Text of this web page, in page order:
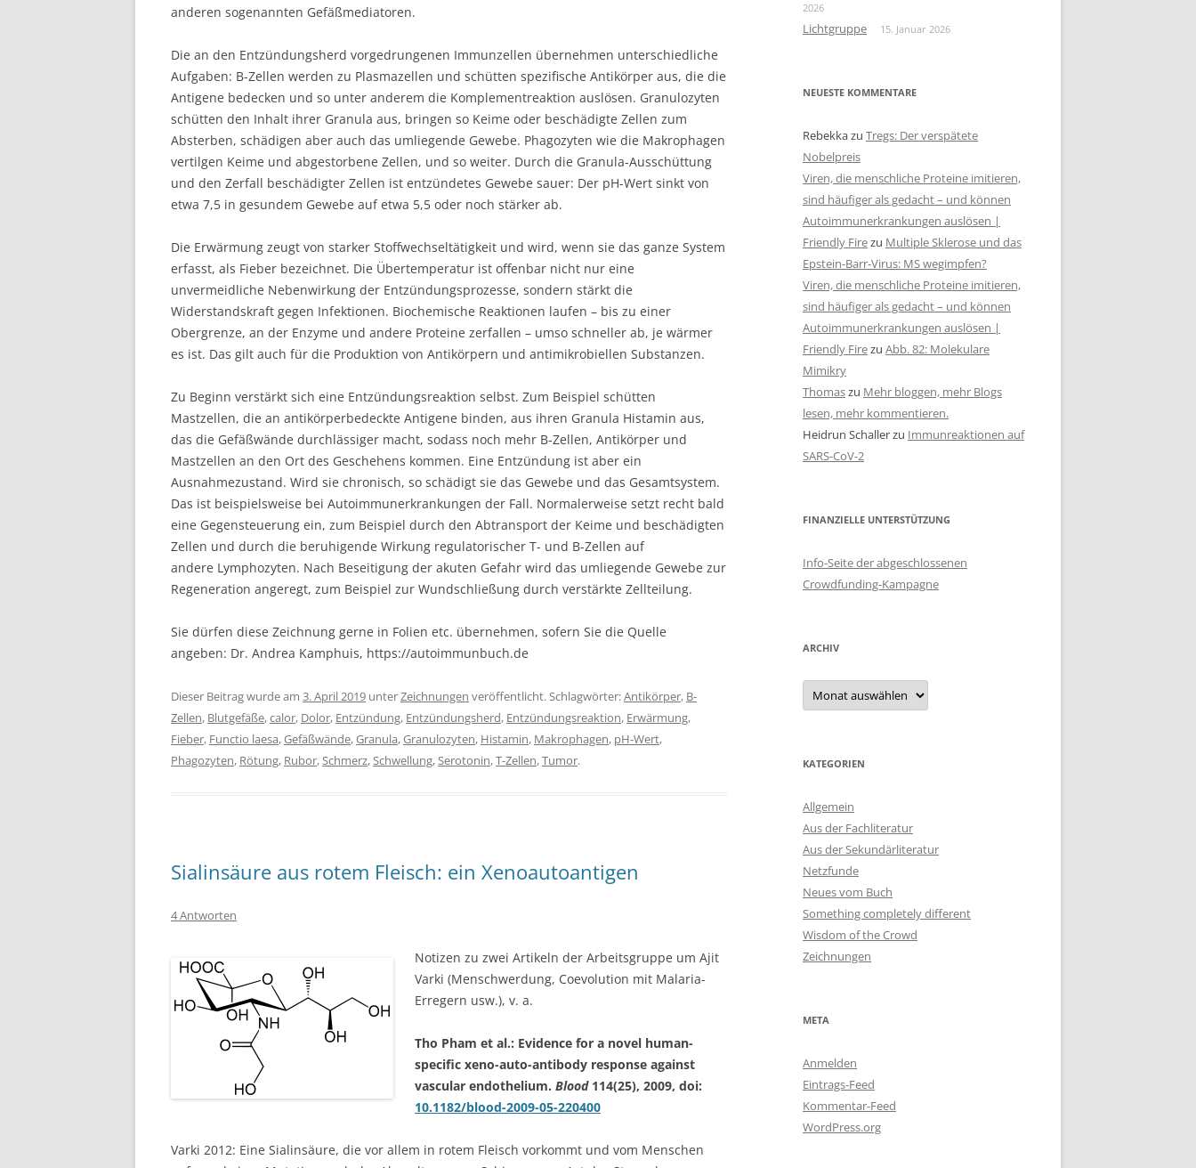
anderen sogenannten Gefäßmediatoren.
Die an den Entzündungsherd vorgedrungenen Immunzellen übernehmen unterschiedliche
Aufgaben: B-Zellen werden zu Plasmazellen und schütten spezifische Antikörper aus, die die
Antigene bedecken und so unter anderem die Komplementreaktion auslösen. Granulozyten
schütten den Inhalt ihrer Granula aus, bringen so Keime oder beschädigte Zellen zum
Absterben, schädigen aber auch das umliegende Gewebe. Phagozyten wie die Makrophagen
vertilgen Keime und abgestorbene Zellen, und so weiter. Durch die Granula-Ausschüttung
und den Zerfall beschädigter Zellen ist entzündetes Gewebe sauer: Der pH-Wert sinkt von
etwa 7,5 in gesundem Gewebe auf etwa 5,5 oder noch stärker ab.
Die Erwärmung zeugt von starker Stoffwechseltätigkeit und wird, wenn sie das ganze System
erfasst, als Fieber bezeichnet. Die Übertemperatur ist offenbar nicht nur eine
unvermeidliche Nebenwirkung der Entzündungsprozesse, sondern stärkt die
Widerstandskraft gegen Infektionen. Biochemische Reaktionen laufen – bis zu einer
Obergrenze, an der Enzyme und andere Proteine zerfallen – umso schneller ab, je wärmer
es ist. Das gilt auch für die Produktion von Antikörpern und antimikrobiellen Substanzen.
Zu Beginn verstärkt sich eine Entzündungsreaktion selbst. Zum Beispiel schütten
Mastzellen, die an antikörperbedeckte Antigene binden, aus ihren Granula Histamin aus,
das die Gefäßwände durchlässiger macht, sodass noch mehr B-Zellen, Antikörper und
Mastzellen an den Ort des Geschehens kommen. Eine Entzündung ist aber ein
Ausnahmezustand. Wird sie chronisch, so schädigt sie das Gewebe und das Gesamtsystem.
Das ist beispielsweise bei Autoimmunerkrankungen der Fall. Normalerweise setzt recht bald
eine Gegensteuerung ein, zum Beispiel durch den Abtransport der Keime und beschädigten
Zellen und durch die beruhigende Wirkung regulatorischer T- und B-Zellen auf
andere Lymphozyten. Nach Beseitigung der akuten Gefahr wird das umliegende Gewebe zur
Regeneration angeregt, zum Beispiel zur Wundschließung durch verstärkte Zellteilung.
Sie dürfen diese Zeichnung gerne in Folien etc. übernehmen, sofern Sie die Quelle
angeben: Dr. Andrea Kamphuis, https://autoimmunbuch.de
Dieser Beitrag wurde am 3. April 2019 unterZeichnungen veröffentlicht. Schlagwörter:Antikörper, B-
Zellen, Blutgefäße,calor, Dolor, Entzündung, Entzündungsherd, Entzündungsreaktion, Erwärmung,
Fieber, Functio laesa,Gefäßwände,Granula,Granulozyten, Histamin, Makrophagen, pH-Wert,
Phagozyten, Rötung, Rubor,Schmerz,Schwellung,Serotonin,T-Zellen,Tumor.
Sialinsäure aus rotem Fleisch: ein Xenoautoantigen
4 Antworten
Notizen zu zwei Artikeln der Arbeitsgruppe um Ajit
Varki (Menschwerdung, Coevolution mit Malaria-
Erregern usw.), v. a.
Tho Pham et al.: Evidence for a novel human-
specific xeno-auto-antibody response against
vascular endothelium. Blood 114(25), 2009, doi:
10.1182/blood-2009-05-220400
Varki 2012: Eine Sialinsäure, die vor allem in rotem Fleisch vorkommt und vom Menschen
2026
Lichtgruppe 15. Januar 2026
NEUESTE KOMMENTARE
Rebekkazu Tregs: Der verspätete
Nobelpreis
Viren, die menschliche Proteine imitieren,
sind häufiger als gedacht – und können
Autoimmunerkrankungen auslösen |
Friendly Firezu Multiple Sklerose und das
Epstein-Barr-Virus: MS wegimpfen?
Viren, die menschliche Proteine imitieren,
sind häufiger als gedacht – und können
Autoimmunerkrankungen auslösen |
Friendly Firezu Abb. 82: Molekulare
Mimikry
Thomaszu Mehr bloggen, mehr Blogs
lesen, mehr kommentieren.
Heidrun Schallerzu Immunreaktionen auf
SARS-CoV-2
FINANZIELLE UNTERSTÜTZUNG
Info-Seite der abgeschlossenen
Crowdfunding-Kampagne
ARCHIV
Archiv
KATEGORIEN
Allgemein
Aus der Fachliteratur
Aus der Sekundärliteratur
Netzfunde
Neues vom Buch
Something completely different
Wisdom of the Crowd
Zeichnungen
META
Anmelden
Eintrags-Feed
Kommentar-Feed
WordPress.org